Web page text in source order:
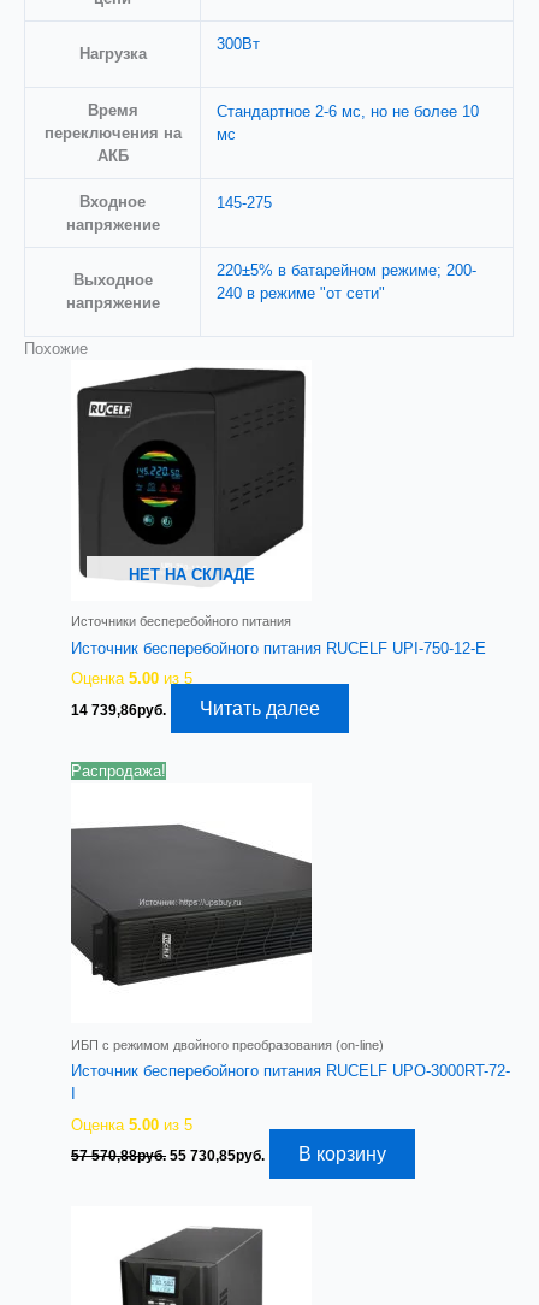
Нагрузка
300Вт
Время
переключения на
АКБ
Стандартное 2-6 мс, но не более 10
мс
Входное
напряжениe
145-275
Выходное
напряжение
220±5% в батарейном режиме; 200-
240 в режиме "от сети"
Похожие
НЕТ НА СКЛАДЕ
Источники бесперебойного питания
Источник бесперебойного питания RUCELF UPI-750-12-E
Оценка5.00 из 5
14 739,86руб. Читать далее
Распродажа!
ИБП с режимом двойного преобразования (on-line)
Источник бесперебойного питания RUCELF UPO-3000RT-72-
Оценка5.00 из 5
57 570,88руб. Первоначальная
570,88руб..
55 730,85руб. ТекущаяВ корзину